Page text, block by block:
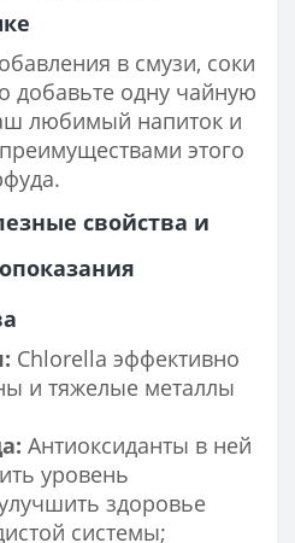
в смузи, соки
добавьте одну чайную
любимый напиток и
этого
свойства и
Chlorella эффективно
и тяжелые металлы
Антиоксиданты в ней
уровень
здоровье
системы;